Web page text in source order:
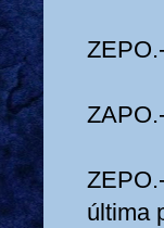
última